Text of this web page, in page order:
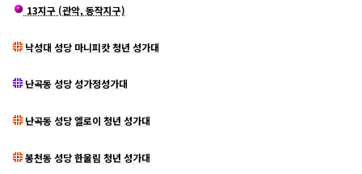
13지구 (관악, 동작지구)
낙성대 성당 마니피캇 청년 성가대
난곡동 성당 성가정성가대
난곡동 성당 엘로이 청년 성가대
봉천동 성당 한울림 청년 성가대